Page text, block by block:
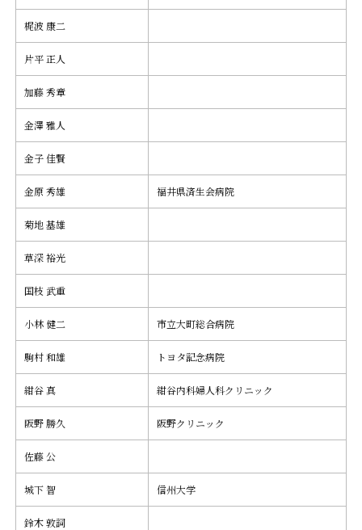
梶波 康二
片平 正人
加藤 秀章
金澤 雅人
金子 佳賢
金原 秀雄 福井県済生会病院
菊地 基雄
草深 裕光
国枝 武重
小林 健二 市立大町総合病院
駒村 和雄 トヨタ記念病院
紺谷 真 紺谷内科婦人科クリニック
阪野 勝久 阪野クリニック
佐藤 公
城下 智 信州大学
鈴木 敦詞